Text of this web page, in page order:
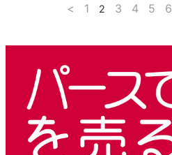
< 1 2 3 4 5 6